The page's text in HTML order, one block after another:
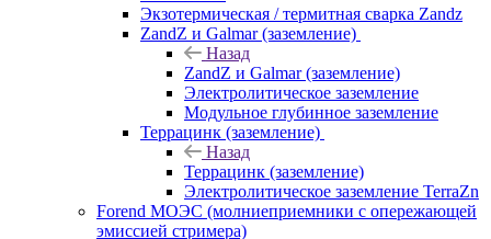
Экзотермическая / термитная сварка Zandz
ZandZ и Galmar (заземление)
Назад
ZandZ и Galmar (заземление)
Электролитическое заземление
Модульное глубинное заземление
Террацинк (заземление)
Назад
Террацинк (заземление)
Электролитическое заземление TerraZn
Forend МОЭС (молниеприемники с опережающей
эмиссией стримера)